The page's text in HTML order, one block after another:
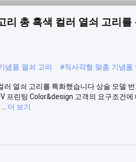
리 총 흑색 컬러 열쇠 고리를
념품 열쇠 고리 #직사각형 맞춤 기념품
열쇠 고리를 특화했습니다 상술 모델
프린팅 Color&design 고객의 요구조건
더 보기